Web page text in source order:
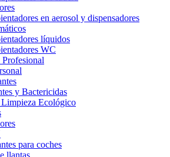
en aerosol y dispensadores
líquidos
WC
y Bactericidas
Ecológico
para coches
llantas